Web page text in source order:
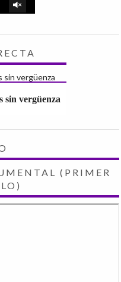
sin vergüenza
(PRIMER